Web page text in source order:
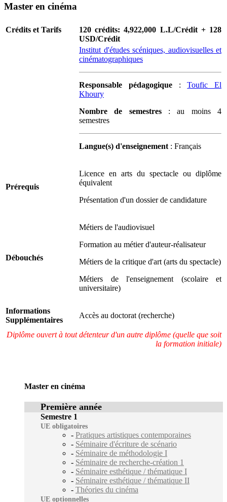
Master en cinéma
Crédits et Tarifs
120 crédits: 4,922,000 L.L/Crédit + 128
USD/Crédit
Institut d'études scéniques, audiovisuelles et
cinématographiques
Responsable pédagogique:Toufic El
Khoury
Nombre de semestres: au moins 4
semestres
Langue(s) d'enseignement : Français
Prérequis
Licence en arts du spectacle ou diplôme
équivalent
Présentation d'un dossier de candidature
Débouchés
Métiers de l'audiovisuel
Formation au métier d'auteur-réalisateur
Métiers de la critique d'art (arts du spectacle)
Métiers de l'enseignement (scolaire et
universitaire)
Informations
Supplémentaires
Accès au doctorat (recherche)
Diplôme ouvert à tout détenteur d'un autre diplôme (quelle que soit
la formation initiale)
Master en cinéma
Première année
Semestre 1
UE obligatoires
- Pratiques artistiques contemporaines
- Séminaire d'écriture de scénario
- Séminaire de méthodologie I
- Séminaire de recherche-création 1
- Séminaire esthétique / thématique I
- Séminaire esthétique / thématique II
- Théories du cinéma
UE optionnelles